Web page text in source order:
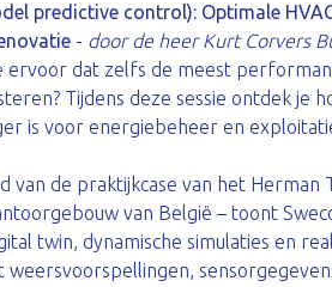
predictive control): Optimale
- door de heer Kurt Corvers
ervoor dat zelfs de meest
Tijdens deze sessie ontdek je
is voor energiebeheer en
van de praktijkcase van het
van België – toont
twin, dynamische simulaties en
weersvoorspellingen,